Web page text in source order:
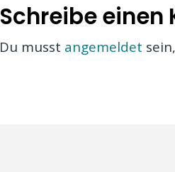
Schreibe
Du musst angemeldet